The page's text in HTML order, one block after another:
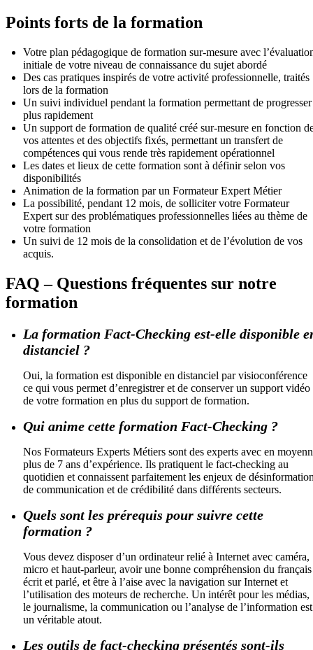
Points forts de la formation
Votre plan pédagogique de formation sur-mesure avec
initiale de votre niveau de connaissance du sujet abordé
Des cas pratiques inspirés de votre activité professionnelle, traités
lors de la formation
Un suivi individuel pendant la formation permettant de progresser
plus rapidement
Un support de formation de qualité créé sur-mesure en fonction
vos attentes et des objectifs fixés, permettant un transfert de
compétences qui vous rende très rapidement opérationnel
Les dates et lieux de cette formation sont à définir selon vos
disponibilités
Animation de la formation par un Formateur Expert Métier
La possibilité, pendant 12 mois, de solliciter votre Formateur
Expert sur des problématiques professionnelles liées au thème de
votre formation
Un suivi de 12 mois de la consolidation et de l’évolution de vos
acquis.
FAQ – Questions fréquentes sur notre
formation
La formation Fact-Checking est-elle disponible
distanciel ?
Oui, la formation est disponible en distanciel par visioconférence
ce qui vous permet d’enregistrer et de conserver un support vidéo
de votre formation en plus du support de formation.
Qui anime cette formation Fact-Checking ?
Nos Formateurs Experts Métiers sont des experts avec en
plus de 7 ans d’expérience. Ils pratiquent le fact-checking au
quotidien et connaissent parfaitement les enjeux de
de communication et de crédibilité dans différents secteurs.
Quels sont les prérequis pour suivre cette
formation ?
Vous devez disposer d’un ordinateur relié à Internet avec caméra,
micro et haut-parleur, avoir une bonne compréhension du français
écrit et parlé, et être à l’aise avec la navigation sur Internet et
l’utilisation des moteurs de recherche. Un intérêt pour les médias,
le journalisme, la communication ou l’analyse de l’information est
un véritable atout.
Les outils de fact-checking présentés sont-ils